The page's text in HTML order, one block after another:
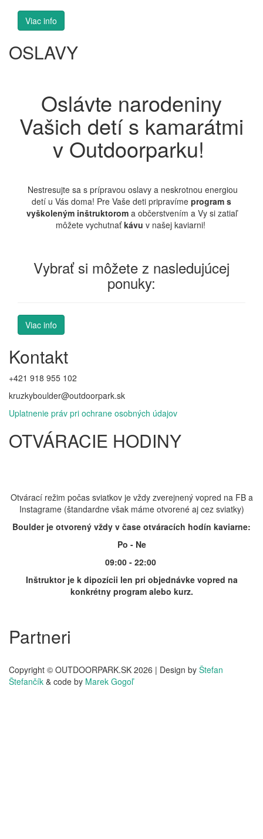
OSLAVY
Oslávte narodeniny
Vašich detí s kamarátmi
v Outdoorparku!
Nestresujte sa s prípravou oslavy a neskrotnou energiou
detí u Vás doma! Pre Vaše deti pripravíme program s
vyškoleným inštruktoroma občerstvením a Vy si zatiaľ
môžete vychutnaťkávu v našej kaviarni!
Vybrať si môžete z nasledujúcej
ponuky:
Kontakt
+421 918 955 102
kruzkyboulder@outdoorpark.sk
Uplatnenie práv pri ochrane osobných údajov
OTVÁRACIE HODINY
Otvárací režim počas sviatkov je vždy zverejnený vopred na FB a
Instagrame (štandardne však máme otvorené aj cez sviatky)
Boulder je otvorený vždy v čase otváracích hodín kaviarne:
Po - Ne
09:00 - 22:00
Inštruktor je k dipozícii len pri objednávke vopred na
konkrétny program alebo kurz.
Partneri
Copyright © OUTDOORPARK.SK 2026 | Design by Štefan
Štefančík & code by Marek Gogoľ